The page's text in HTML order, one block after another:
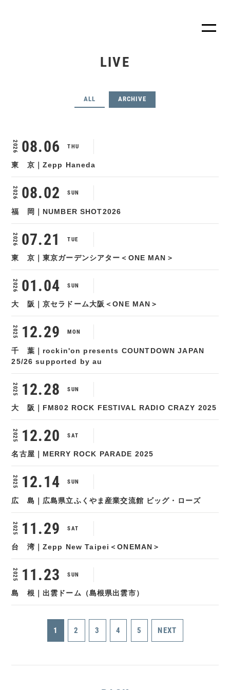
LIVE
ALL ARCHIVE
2026 08.06 THU
東 京｜Zepp Haneda
2026 08.02 SUN
福 岡｜NUMBER SHOT2026
2026 07.21 TUE
東 京｜東京ガーデンシアター＜ONE MAN＞
2026 01.04 SUN
大 阪｜京セラドーム大阪＜ONE MAN＞
2025 12.29 MON
千 葉｜rockin'on presents COUNTDOWN JAPAN
25/26 supported by au
2025 12.28 SUN
大 阪｜FM802 ROCK FESTIVAL RADIO CRAZY 2025
2025 12.20 SAT
名古屋｜MERRY ROCK PARADE 2025
2025 12.14 SUN
広 島｜広島県立ふくやま産業交流館 ビッグ・ローズ
2025 11.29 SAT
台 湾｜Zepp New Taipei＜ONEMAN＞
2025 11.23 SUN
島 根｜出雲ドーム（島根県出雲市）
1 2 3 4 5 NEXT